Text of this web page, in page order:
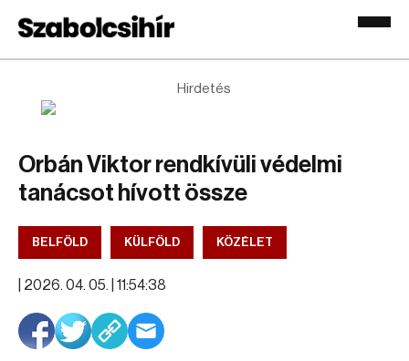
Hirdetés
Orbán Viktor rendkívüli védelmi
tanácsot hívott össze
BELFÖLD KÜLFÖLD KÖZÉLET
2026. 04. 05. | 11:54:38